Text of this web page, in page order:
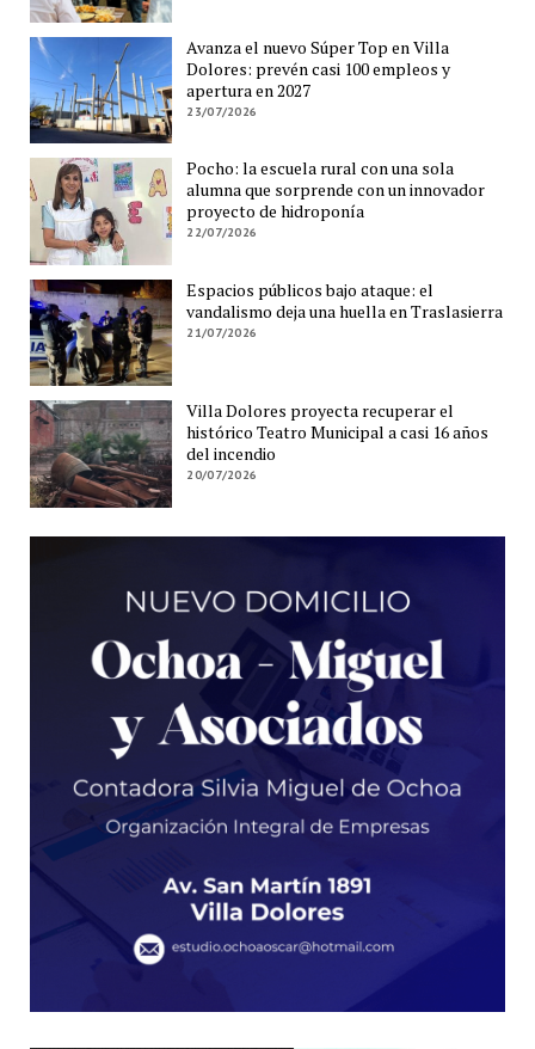
Avanza el nuevo Súper Top en Villa
Dolores: prevén casi 100 empleos y
apertura en 2027
23/07/2026
Pocho: la escuela rural con una sola
alumna que sorprende con un innovador
proyecto de hidroponía
22/07/2026
Espacios públicos bajo ataque: el
vandalismo deja una huella en Traslasierra
21/07/2026
Villa Dolores proyecta recuperar el
histórico Teatro Municipal a casi 16 años
del incendio
20/07/2026